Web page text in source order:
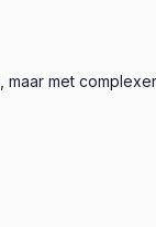
, maar met